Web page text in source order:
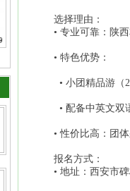
选择理由：
• 专业可靠：陕
• 特色优势：
• 小团精品游（
• 配备中英文双
• 性价比高：团
报名方式：
• 地址：西安市